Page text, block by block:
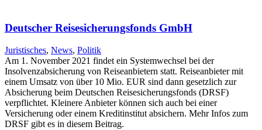
Deutscher Reisesicherungsfonds GmbH
Juristisches, News, Politik
Am 1. November 2021 findet ein Systemwechsel bei der
Insolvenzabsicherung von Reiseanbietern statt. Reiseanbieter mit
einem Umsatz von über 10 Mio. EUR sind dann gesetzlich zur
Absicherung beim Deutschen Reisesicherungsfonds (DRSF)
verpflichtet. Kleinere Anbieter können sich auch bei einer
Versicherung oder einem Kreditinstitut absichern. Mehr Infos zum
DRSF gibt es in diesem Beitrag.